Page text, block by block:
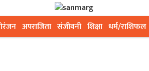
अपराजिता संजीवनी शिक्षा धर्म/राशिफल